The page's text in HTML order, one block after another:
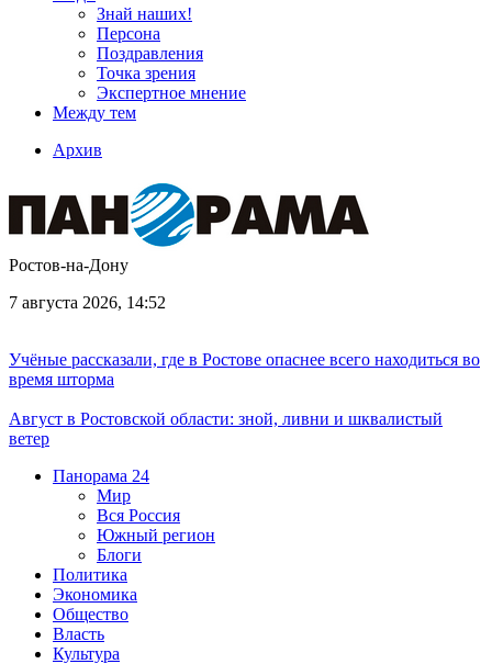
Знай наших!
Персона
Поздравления
Точка зрения
Экспертное мнение
Между тем
Архив
Ростов-на-Дону
7 августа 2026, 14:52
Учёные рассказали, где в Ростове опаснее всего находиться во
время шторма
Август в Ростовской области: зной, ливни и шквалистый
ветер
Панорама 24
Мир
Вся Россия
Южный регион
Блоги
Политика
Экономика
Общество
Власть
Культура